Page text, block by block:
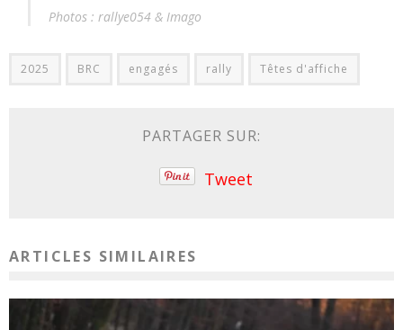
Photos : rallye054 & Imago
2025 BRC engagés rally Têtes d'affiche
PARTAGER SUR:
Tweet
ARTICLES SIMILAIRES